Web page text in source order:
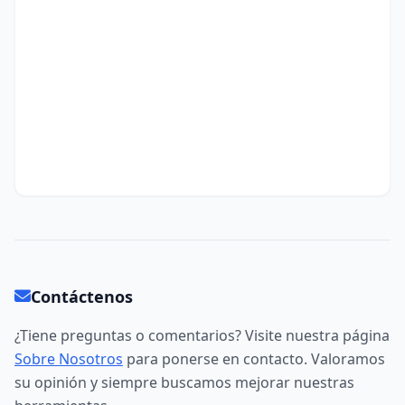
Contáctenos
¿Tiene preguntas o comentarios? Visite nuestra página
Sobre Nosotros para ponerse en contacto. Valoramos
su opinión y siempre buscamos mejorar nuestras